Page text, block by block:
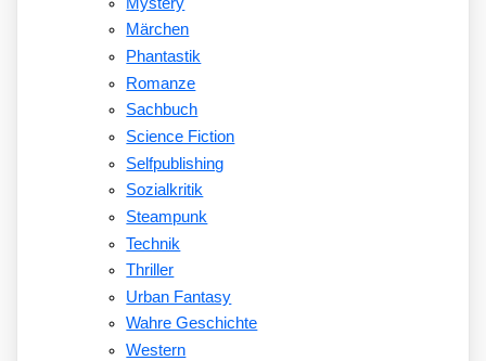
Märchen
Phantastik
Romanze
Sachbuch
Science Fiction
Selfpublishing
Sozialkritik
Steampunk
Technik
Thriller
Urban Fantasy
Wahre Geschichte
Western